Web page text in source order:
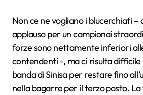
Non ce ne vogliano i blucerchiati –
applauso per un campionai
forze sono nettamente inferiori
contendenti -, ma ci risulta
banda di Sinisa per restare fino
nella bagarre per il terzo posto.